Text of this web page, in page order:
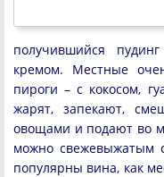
получившийся
кремом. Местные
пироги – с кокосом,
жарят, запекают,
овощами и подают во
можно свежевыжатым
популярны вина, как